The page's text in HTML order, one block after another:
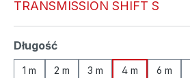
TRANSMISSION SHIFT S
Wybierz
Długość
1 m 2 m 3 m 4 m 6 m